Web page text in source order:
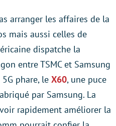
arranger les affaires de la
mais aussi celles de
dispatche la
entre TSMC et Samsung
phare, le X60, une puce
par Samsung. La
rapidement améliorer la